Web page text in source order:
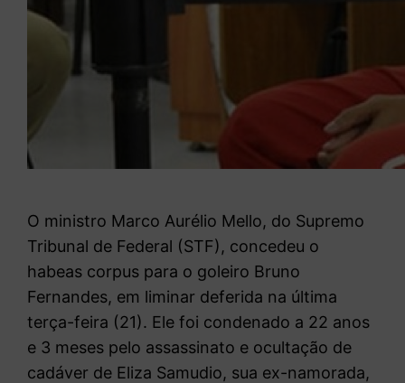
O ministro Marco Aurélio Mello, do Supremo
Tribunal de Federal (STF), concedeu o
habeas corpus para o goleiro Bruno
Fernandes, em liminar deferida na última
terça-feira (21). Ele foi condenado a 22 anos
e 3 meses pelo assassinato e ocultação de
cadáver de Eliza Samudio, sua ex-namorada,